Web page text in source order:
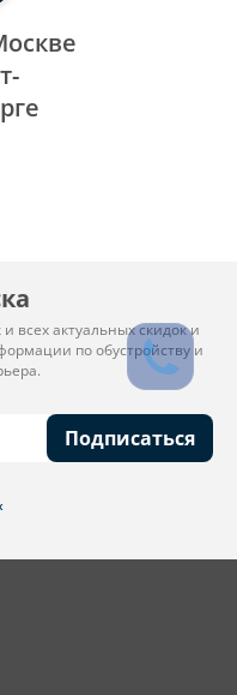
всех актуальных скидок и
по обустройству и
Подписаться